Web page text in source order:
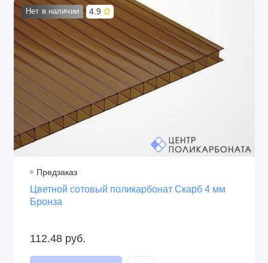
Структура
2R
Срок эксплуатации
до 15 лет
Производитель
Сэлмакс Групп,
Беларусь
Защита от ультрафиолета
Двойная, стабилизатор в
структуре и напылённый
слой
Толщина UV слоя
60 микрон
Защитная плёнка
Крепление
На термошайбы
развёрнутом виде
Нет в наличии 4.9
Предзаказ
Цветной сотовый поликарбонат Скарб 4 мм
Бронза
112.48 руб.